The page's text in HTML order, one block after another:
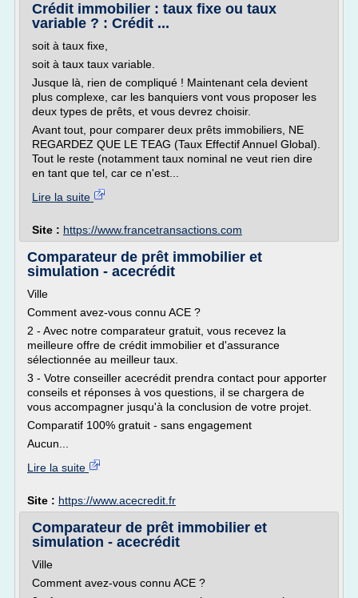
Crédit immobilier : taux fixe ou taux
variable ? : Crédit ...
soit à taux fixe,
soit à taux taux variable.
Jusque là, rien de compliqué ! Maintenant cela devient
plus complexe, car les banquiers vont vous proposer les
deux types de prêts, et vous devrez choisir.
Avant tout, pour comparer deux prêts immobiliers, NE
REGARDEZ QUE LE TEAG (Taux Effectif Annuel Global).
Tout le reste (notamment taux nominal ne veut rien dire
en tant que tel, car ce n'est...
Lire la suite
Site : https://www.francetransactions.com
Comparateur de prêt immobilier et
simulation - acecrédit
Ville
Comment avez-vous connu ACE ?
2 - Avec notre comparateur gratuit, vous recevez la
meilleure offre de crédit immobilier et d'assurance
sélectionnée au meilleur taux.
3 - Votre conseiller acecrédit prendra contact pour apporter
conseils et réponses à vos questions, il se chargera de
vous accompagner jusqu'à la conclusion de votre projet.
Comparatif 100% gratuit - sans engagement
Aucun...
Lire la suite
Site : https://www.acecredit.fr
Comparateur de prêt immobilier et
simulation - acecrédit
Ville
Comment avez-vous connu ACE ?